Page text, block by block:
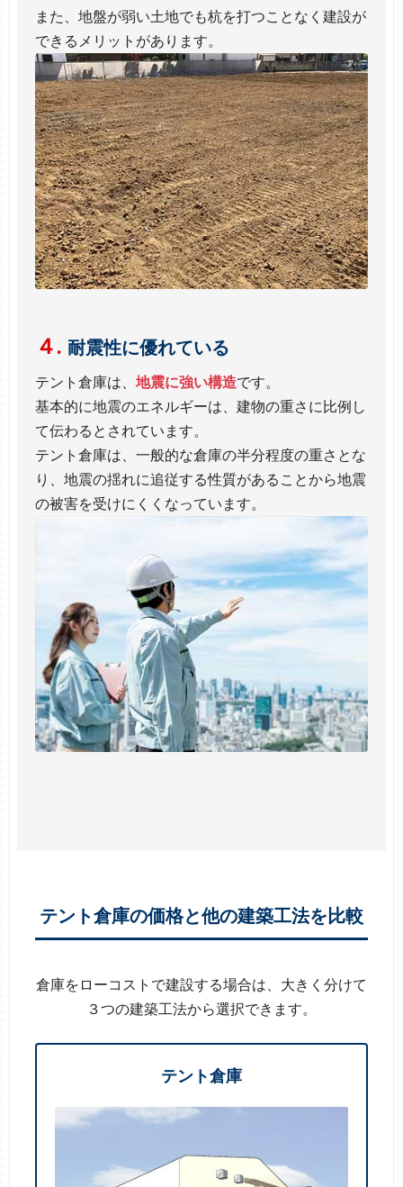
また、地盤が弱い土地でも杭を打つことなく建設が
できるメリットがあります。
４. 耐震性に優れている
テント倉庫は、 地震に強い構造です。
基本的に地震のエネルギーは、建物の重さに比例し
て伝わるとされています。
テント倉庫は、一般的な倉庫の半分程度の重さとな
り、地震の揺れに追従する性質があることから地震
の被害を受けにくくなっています。
テント倉庫の価格と他の建築工法を比較
倉庫をローコストで建設する場合は、大きく分けて
３つの建築工法から選択できます。
テント倉庫